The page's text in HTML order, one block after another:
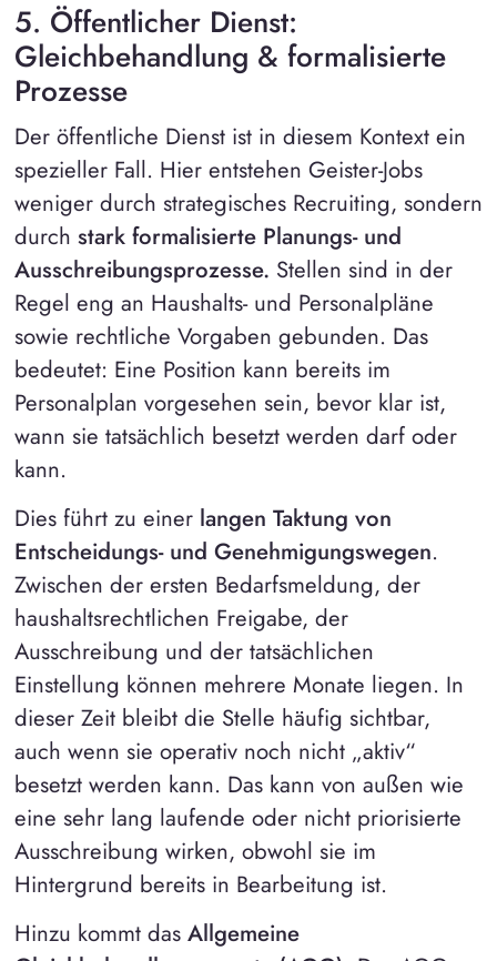
5. Öffentlicher Dienst:
Gleichbehandlung & formalisierte
Prozesse
Der öffentliche Dienst ist in diesem Kontext ein
spezieller Fall. Hier entstehen Geister-Jobs
weniger durch strategisches Recruiting, sondern
durch stark formalisierte Planungs- und
Ausschreibungsprozesse. Stellen sind in der
Regel eng an Haushalts- und Personalpläne
sowie rechtliche Vorgaben gebunden. Das
bedeutet: Eine Position kann bereits im
Personalplan vorgesehen sein, bevor klar ist,
wann sie tatsächlich besetzt werden darf oder
kann.
Dies führt zu einerlangen Taktung von
Entscheidungs- und Genehmigungswegen.
Zwischen der ersten Bedarfsmeldung, der
haushaltsrechtlichen Freigabe, der
Ausschreibung und der tatsächlichen
Einstellung können mehrere Monate liegen. In
dieser Zeit bleibt die Stelle häufig sichtbar,
auch wenn sie operativ noch nicht „aktiv“
besetzt werden kann. Das kann von außen wie
eine sehr lang laufende oder nicht priorisierte
Ausschreibung wirken, obwohl sie im
Hintergrund bereits in Bearbeitung ist.
Hinzu kommt das Allgemeine